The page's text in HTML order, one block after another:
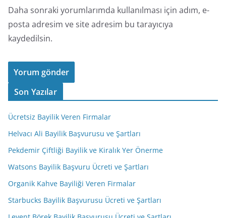
Daha sonraki yorumlarımda kullanılması için adım, e-
posta adresim ve site adresim bu tarayıcıya
kaydedilsin.
Son Yazılar
Ücretsiz Bayilik Veren Firmalar
Helvacı Ali Bayilik Başvurusu ve Şartları
Pekdemir Çiftliği Bayilik ve Kiralık Yer Önerme
Watsons Bayilik Başvuru Ücreti ve Şartları
Organik Kahve Bayiliği Veren Firmalar
Starbucks Bayilik Başvurusu Ücreti ve Şartları